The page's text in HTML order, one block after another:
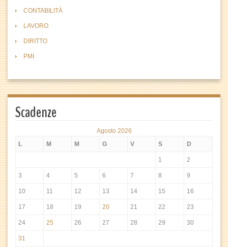
CONTABILITÀ
LAVORO
DIRITTO
PMI
Scadenze
Agosto 2026
L
M M G V S D
1 2
3 4 5 6 7 8 9
10 11 12 13 14 15 16
17 18 19 20 21 22 23
24 25 26 27 28 29 30
31